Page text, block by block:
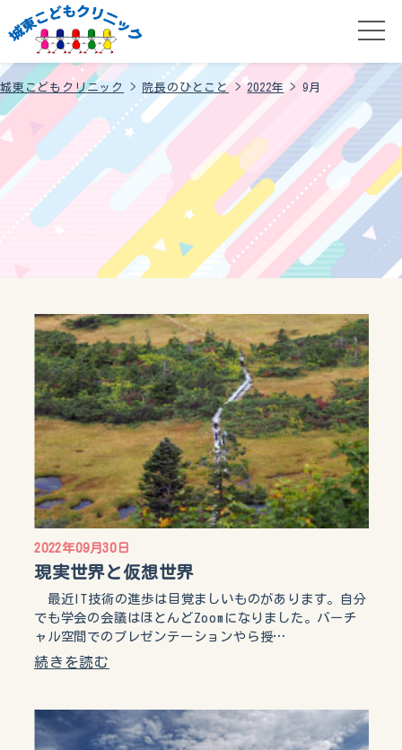
城東こどもクリニック > 院長のひとこと>2022年 > 9月
2022年09月30日
現実世界と仮想世界
最近IT技術の進歩は目覚ましいものがあります。自分
でも学会の会議はほとんどZoomになりました。バーチ
ャル空間でのプレゼンテーションやら授…
続きを読む